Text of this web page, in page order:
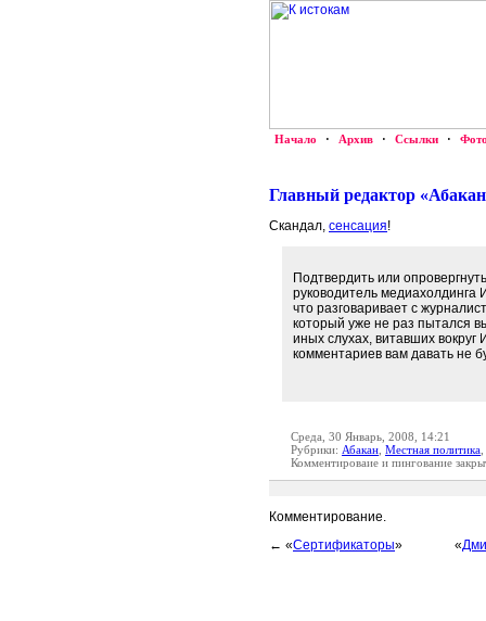
Начало · Архив · Ссылки ·
Главный редактор
Скандал, сенсация!
Подтвердить или
руководитель
что разговаривает с
который уже не раз пытался
иных слухах, витавших
комментариев вам давать не
Среда, 30 Январь, 2008, 14:21
Рубрики: Абакан Местная политика
Комментироваие и пингование
Комментирование.
← «Сертификаторы» «